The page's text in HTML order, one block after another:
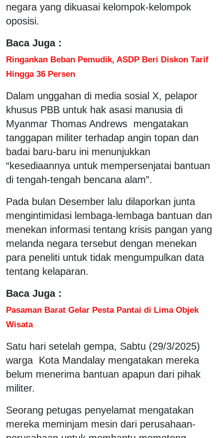
negara yang dikuasai kelompok-kelompok
oposisi.
Baca Juga :
Ringankan Beban Pemudik, ASDP Beri Diskon Tarif
Hingga 36 Persen
Dalam unggahan di media sosial X, pelapor
khusus PBB untuk hak asasi manusia di
Myanmar Thomas Andrews mengatakan
tanggapan militer terhadap angin topan dan
badai baru-baru ini menunjukkan
“kesediaannya untuk mempersenjatai bantuan
di tengah-tengah bencana alam”.
Pada bulan Desember lalu dilaporkan junta
mengintimidasi lembaga-lembaga bantuan dan
menekan informasi tentang krisis pangan yang
melanda negara tersebut dengan menekan
para peneliti untuk tidak mengumpulkan data
tentang kelaparan.
Baca Juga :
Pasaman Barat Gelar Pesta Pantai di Lima Objek
Wisata
Satu hari setelah gempa, Sabtu (29/3/2025)
warga Kota Mandalay mengatakan mereka
belum menerima bantuan apapun dari pihak
militer.
Seorang petugas penyelamat mengatakan
mereka meminjam mesin dari perusahaan-